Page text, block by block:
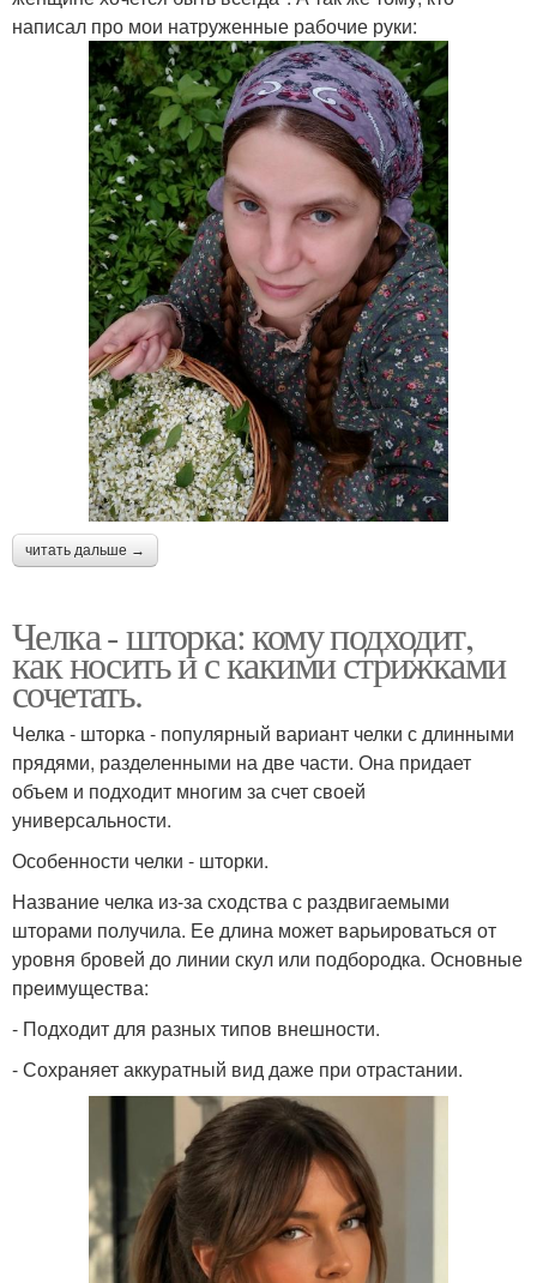
написал про мои натруженные рабочие руки:
читать дальше →
Челка - шторка: кому подходит,
как носить и с какими стрижками
сочетать.
Челка - шторка - популярный вариант челки с длинными
прядями, разделенными на две части. Она придает
объем и подходит многим за счет своей
универсальности.
Особенности челки - шторки.
Название челка из-за сходства с раздвигаемыми
шторами получила. Ее длина может варьироваться от
уровня бровей до линии скул или подбородка. Основные
преимущества:
- Подходит для разных типов внешности.
- Сохраняет аккуратный вид даже при отрастании.